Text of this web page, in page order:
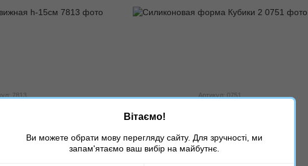
7813
h-15см
грн
Артикул: 0751
Вітаємо!
Ви можете обрати мову перегляду сайту. Для зручності, ми
запам'ятаємо ваш вибір на майбутнє.